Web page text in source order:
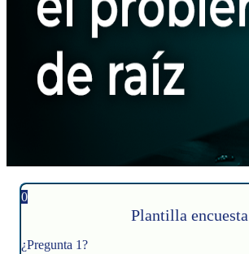
0
Plantilla encuesta
¿Pregunta 1?